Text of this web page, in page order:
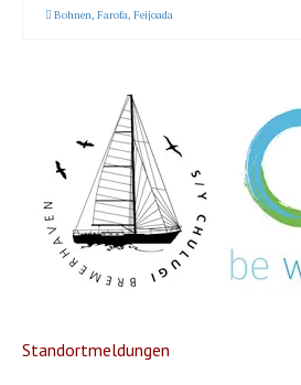
Bohnen, Farofa, Feijoada
Standortmeldungen